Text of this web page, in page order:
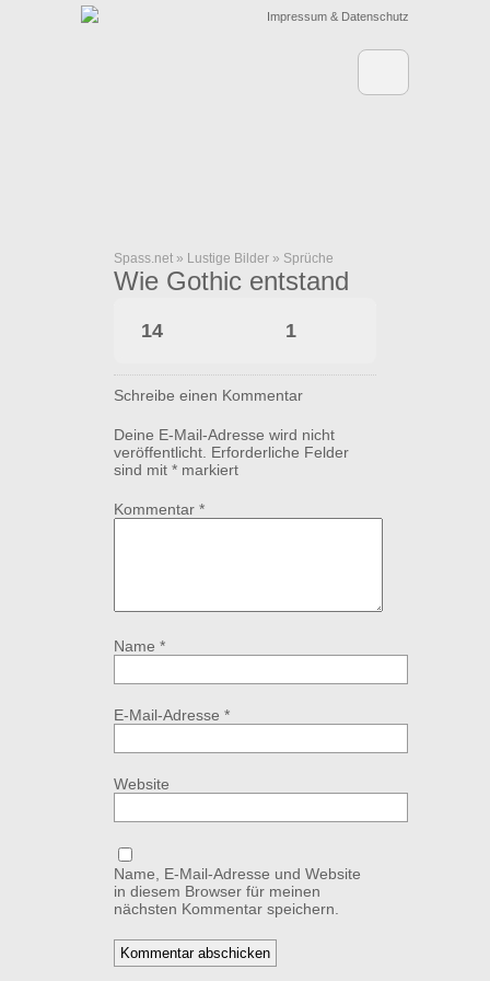
Impressum & Datenschutz
Spass.net » Lustige Bilder » Sprüche
Wie Gothic entstand
14 1
Schreibe einen Kommentar
Deine E-Mail-Adresse wird nicht
veröffentlicht. Erforderliche Felder
sind mit * markiert
Kommentar *
Name *
E-Mail-Adresse *
Website
Name, E-Mail-Adresse und Website
in diesem Browser für meinen
nächsten Kommentar speichern.